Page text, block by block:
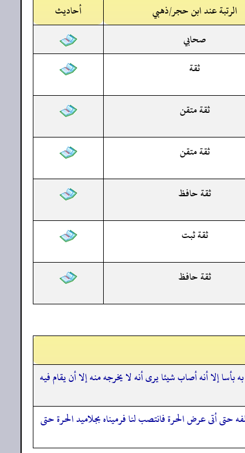
الرتبة عند ابن حجر/ذهبي
أحاديث
صحابي
ثقة
ثقة متقن
ثقة متقن
ثقة حافظ
ثقة ثبت
ثقة حافظ
إلا أنه أصاب شيئا يرى أنه لا يخرجه منه إلا أن يقام فيه
حتى أتى عرض الحرة فانتصب لنا فرميناه بجلاميد الحرة حتى